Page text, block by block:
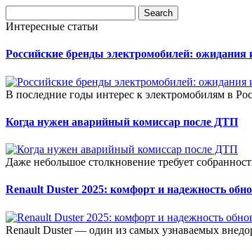
Интересные статьи
Российские бренды электромобилей: ожидания
В последние годы интерес к электромобилям в
Когда нужен аварийный комиссар после ДТП
Даже небольшое столкновение требует
Renault Duster 2025: комфорт и надежность
Renault Duster — один из самых узнаваемых